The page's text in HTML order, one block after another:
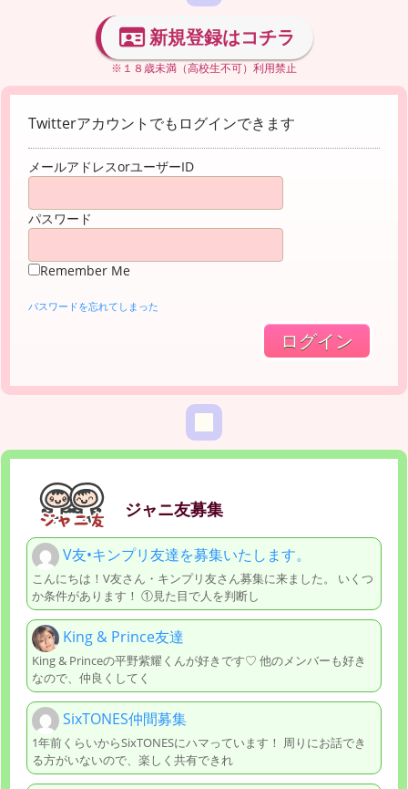
新規登録はコチラ
※１８歳未満（高校生不可）利用禁止
Twitterアカウントでもログインできます
メールアドレスorユーザーID
パスワード
Remember Me
パスワードを忘れてしまった
ジャニ友募集
V友•キンプリ友達を募集いたします。
こんにちは！V友さん・キンプリ友さん募集に来ました。 いくつ
か条件があります！ ①見た目で人を判断し
King & Prince友達
King & Princeの平野紫耀くんが好きです♡ 他のメンバーも好き
なので、仲良くしてく
SixTONES仲間募集
1年前くらいからSixTONESにハマっています！ 周りにお話でき
る方がいないので、楽しく共有できれ